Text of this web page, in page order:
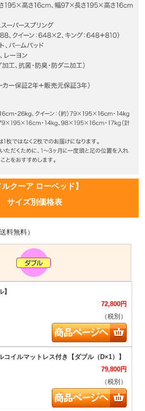
ルクーア ローベッド】
サイズ別価格表
料無料）
72,800円
（税別）
79,800円
（税別）